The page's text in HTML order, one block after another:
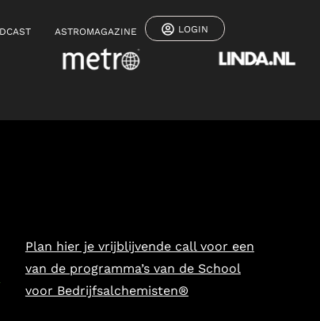
ASTROMAGAZINE LOGIN
Plan hier je vrijblijvende call voor een
van de programma’s van de School
voor Bedrijfsalchemisten®